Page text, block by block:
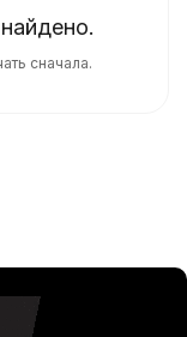
сначала.